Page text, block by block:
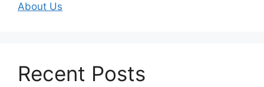
About Us
Recent Posts